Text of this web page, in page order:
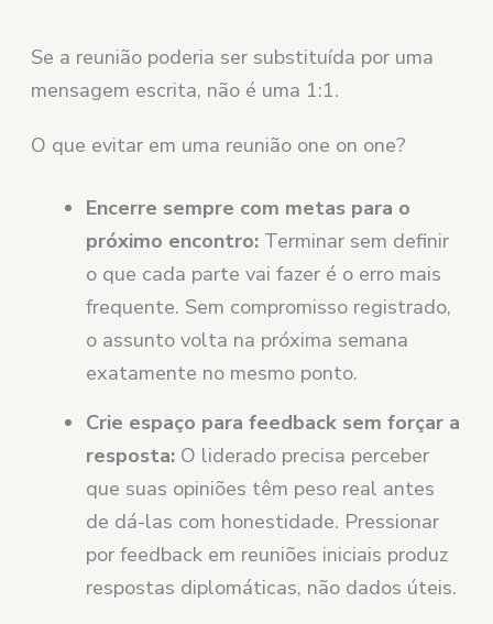
Se a reunião poderia ser substituída por uma
mensagem escrita, não é uma 1:1.
O que evitar em uma reunião one on one?
Encerre sempre com metas para o
próximo encontro: Terminar sem definir
o que cada parte vai fazer é o erro mais
frequente. Sem compromisso registrado,
o assunto volta na próxima semana
exatamente no mesmo ponto.
Crie espaço para feedback sem forçar a
resposta: O liderado precisa perceber
que suas opiniões têm peso real antes
de dá-las com honestidade. Pressionar
por feedback em reuniões iniciais produz
respostas diplomáticas, não dados úteis.